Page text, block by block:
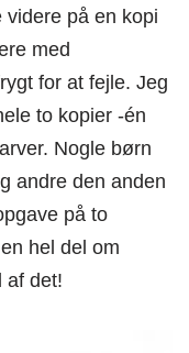
videre på en kopi
med
for at fejle. Jeg
to kopier -én
Nogle børn
andre den anden
på to
hel del om
af det!